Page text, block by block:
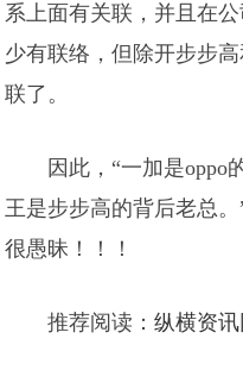
系上面有关联，并且在
少有联络，但除开步步
联了。
因此，“一加是oppo
王是步步高的背后老总
很愚昧！！！
推荐阅读：纵横资讯